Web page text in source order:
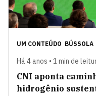
UM CONTEÚDO BÚSSOLA
Há 4 anos • 1 min de
CNI aponta
hidrogênio